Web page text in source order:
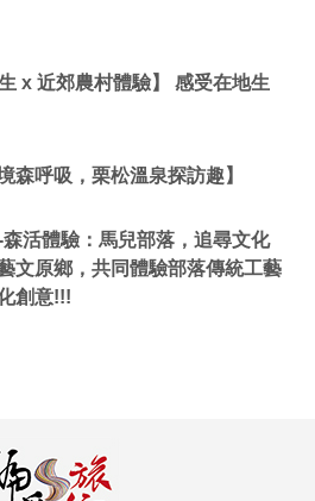
x 近郊農村體驗】 感受在地生
森呼吸，栗松溫泉探訪趣】
活體驗：馬兒部落，追尋文化
文原鄉，共同體驗部落傳統工藝
創意!!!